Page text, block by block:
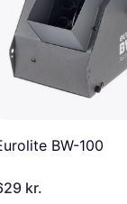
BW-100
kr.